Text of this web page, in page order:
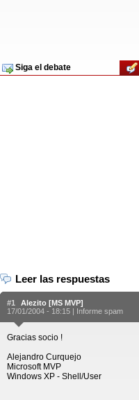
Siga el debate
Leer las respuestas
#1
Alezito [MS MVP]
17/01/2004 - 18:15 | Informe spam
Gracias socio !
Alejandro Curquejo
Microsoft MVP
Windows XP - Shell/User